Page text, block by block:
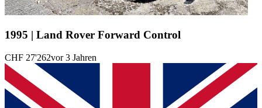
1995 | Land Rover Forward Control
CHF 27'262vor 3 Jahren